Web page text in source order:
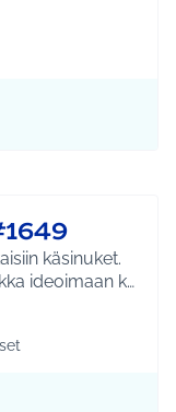
Ympäristö
käsinuket.
ideoimaan k…
Liikunta ja